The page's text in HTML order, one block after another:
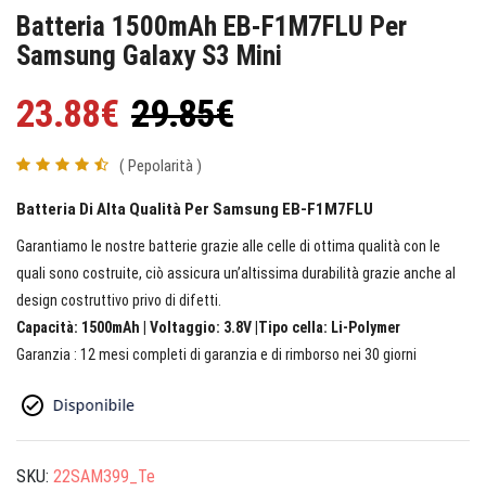
Batteria 1500mAh EB-F1M7FLU Per
Samsung Galaxy S3 Mini
23.88€ 29.85€
( Pepolarità )
Batteria Di Alta Qualità Per Samsung EB-F1M7FLU
Garantiamo le nostre batterie grazie alle celle di ottima qualità con le
quali sono costruite, ciò assicura un’altissima durabilità grazie anche al
design costruttivo privo di difetti.
Capacità: 1500mAh | Voltaggio: 3.8V |Tipo cella: Li-Polymer
Garanzia : 12 mesi completi di garanzia e di rimborso nei 30 giorni
SKU: 22SAM399_Te